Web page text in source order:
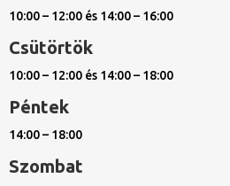
10:00 – 12:00 és 14:00 – 16:00
Csütörtök
10:00 – 12:00 és 14:00 – 18:00
Péntek
14:00 – 18:00
Szombat